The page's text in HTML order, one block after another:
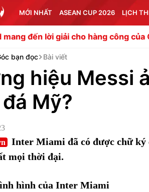
MỚI NHẤT ASEAN CUP 2026 LỊCH
giải cho hàng công của Carrick
bạn đọc Bài viết
hiệu Messi
Mỹ?
Inter Miami đã có được chữ ký
mọi thời đại.
hình của Inter Miami